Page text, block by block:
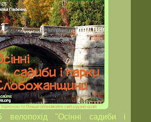
велопохід "Осінні садиби і